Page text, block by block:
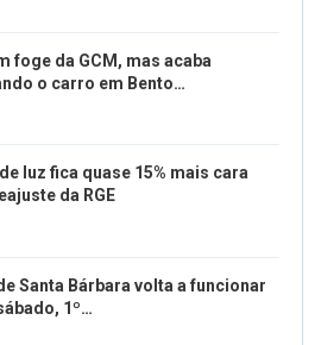
foge da GCM, mas acaba
o carro em Bento…
luz fica quase 15% mais cara
da RGE
Santa Bárbara volta a funcionar
1º…